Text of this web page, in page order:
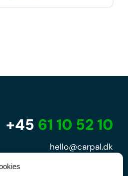
+45 61 10 52 10
hello@carpal.dk